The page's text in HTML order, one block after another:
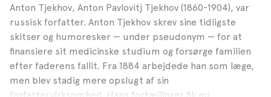
Anton Tjekhov, Anton Pavlovitj Tjekhov (1860-1904), var
russisk forfatter. Anton Tjekhov skrev sine tidligste
skitser og humoresker — under pseudonym — for at
finansiere sit medicinske studium og forsørge familien
efter faderens fallit. Fra 1884 arbejdede han som læge,
men blev stadig mere opslugt af sin